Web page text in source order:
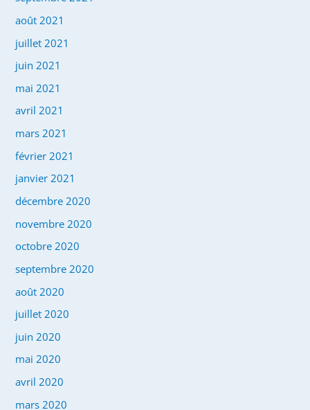
août 2021
juillet 2021
juin 2021
mai 2021
avril 2021
mars 2021
février 2021
janvier 2021
décembre 2020
novembre 2020
octobre 2020
septembre 2020
août 2020
juillet 2020
juin 2020
mai 2020
avril 2020
mars 2020